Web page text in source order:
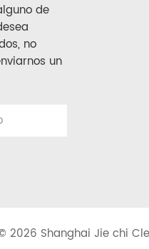
de
no
un
2026 Shanghai Jie chi